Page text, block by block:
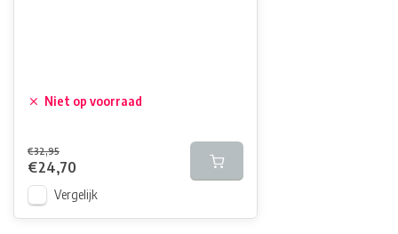
Niet op voorraad
€32,95
€24,70
Vergelijk